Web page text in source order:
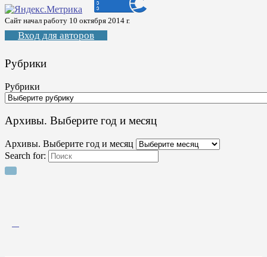
Сайт начал работу 10 октября 2014 г.
Вход для авторов
Рубрики
Рубрики
Архивы. Выберите год и месяц
Архивы. Выберите год и месяц
Search for: